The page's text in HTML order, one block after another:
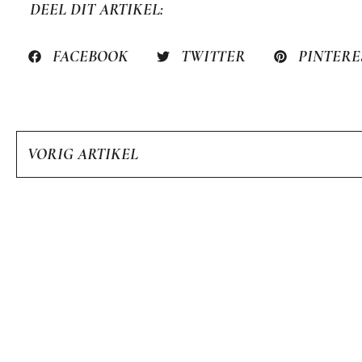
DEEL DIT ARTIKEL:
FACEBOOK TWITTER
VORIG ARTIKEL